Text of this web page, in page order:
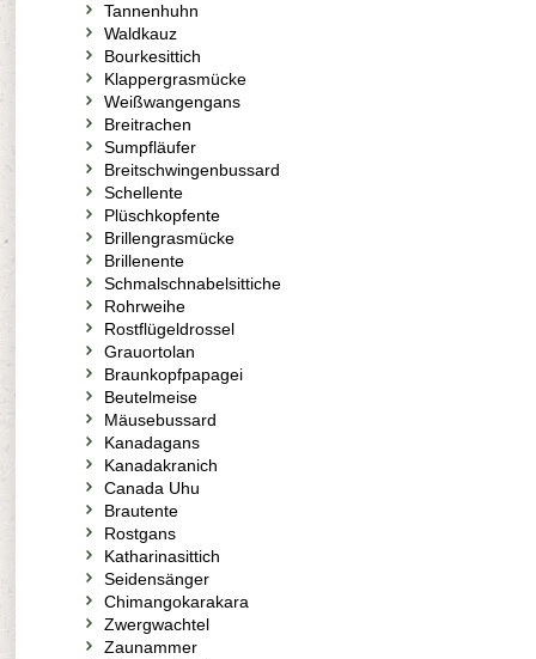
Tannenhuhn
Waldkauz
Bourkesittich
Klappergrasmücke
Weißwangengans
Breitrachen
Sumpfläufer
Breitschwingenbussard
Schellente
Plüschkopfente
Brillengrasmücke
Brillenente
Schmalschnabelsittiche
Rohrweihe
Rostflügeldrossel
Grauortolan
Braunkopfpapagei
Beutelmeise
Mäusebussard
Kanadagans
Kanadakranich
Canada Uhu
Brautente
Rostgans
Katharinasittich
Seidensänger
Chimangokarakara
Zwergwachtel
Zaunammer